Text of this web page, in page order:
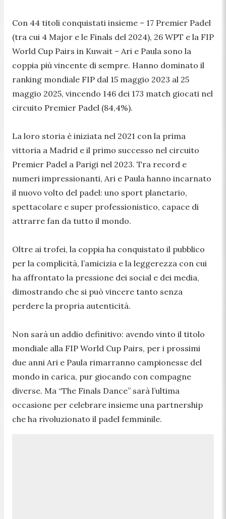
Con 44 titoli conquistati insieme – 17 Premier Padel
(tra cui 4 Major e le Finals del 2024), 26 WPT e la FIP
World Cup Pairs in Kuwait – Ari e Paula sono la
coppia più vincente di sempre. Hanno dominato il
ranking mondiale FIP dal 15 maggio 2023 al 25
maggio 2025, vincendo 146 dei 173 match giocati nel
circuito Premier Padel (84,4%).
La loro storia è iniziata nel 2021 con la prima
vittoria a Madrid e il primo successo nel circuito
Premier Padel a Parigi nel 2023. Tra record e
numeri impressionanti, Ari e Paula hanno incarnato
il nuovo volto del padel: uno sport planetario,
spettacolare e super professionistico, capace di
attrarre fan da tutto il mondo.
Oltre ai trofei, la coppia ha conquistato il pubblico
per la complicità, l’amicizia e la leggerezza con cui
ha affrontato la pressione dei social e dei media,
dimostrando che si può vincere tanto senza
perdere la propria autenticità.
Non sarà un addio definitivo: avendo vinto il titolo
mondiale alla FIP World Cup Pairs, per i prossimi
due anni Ari e Paula rimarranno campionesse del
mondo in carica, pur giocando con compagne
diverse. Ma “The Finals Dance” sarà l’ultima
occasione per celebrare insieme una partnership
che ha rivoluzionato il padel femminile.